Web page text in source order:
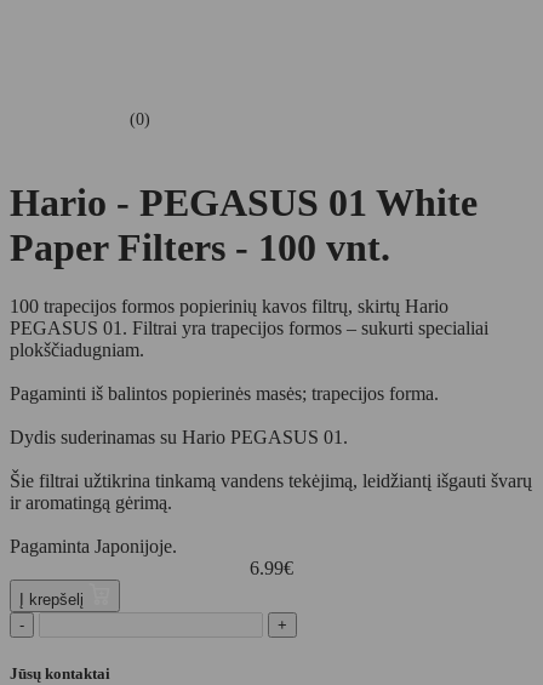
(0)
Hario - PEGASUS 01 White
Paper Filters - 100 vnt.
100 trapecijos formos popierinių kavos filtrų, skirtų Hario
PEGASUS 01. Filtrai yra trapecijos formos – sukurti specialiai
plokščiadugniam.
Pagaminti iš balintos popierinės masės; trapecijos forma.
Dydis suderinamas su Hario PEGASUS 01.
Šie filtrai užtikrina tinkamą vandens tekėjimą, leidžiantį išgauti švarų
ir aromatingą gėrimą.
Pagaminta Japonijoje.
6.99€
Į krepšelį
-
+
Jūsų kontaktai